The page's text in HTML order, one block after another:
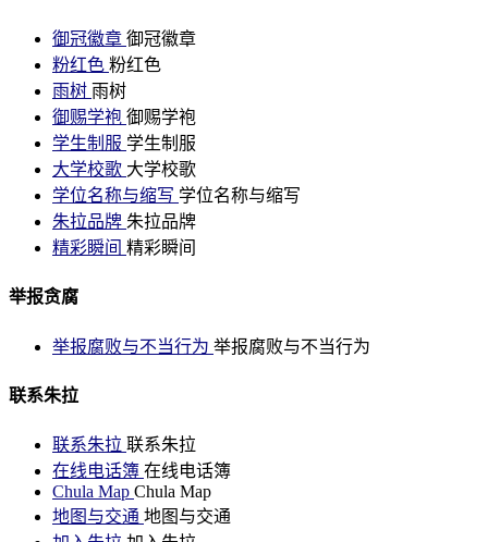
御冠徽章 御冠徽章
粉红色 粉红色
雨树 雨树
御赐学袍 御赐学袍
学生制服 学生制服
大学校歌 大学校歌
学位名称与缩写 学位名称与缩写
朱拉品牌 朱拉品牌
精彩瞬间 精彩瞬间
举报贪腐
举报腐败与不当行为 举报腐败与不当行为
联系朱拉
联系朱拉 联系朱拉
在线电话簿 在线电话簿
Chula Map Chula Map
地图与交通 地图与交通